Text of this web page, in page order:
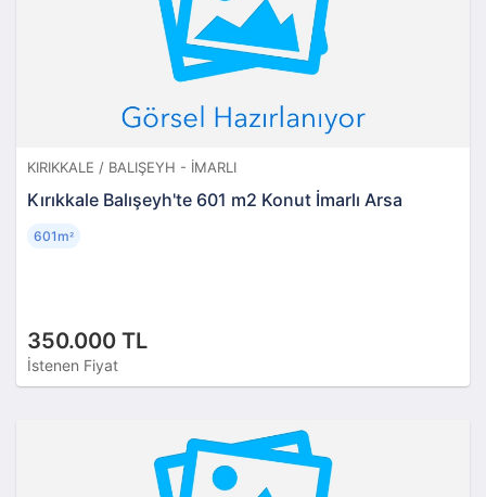
KIRIKKALE / BALIŞEYH - İMARLI
Kırıkkale Balışeyh'te 601 m2 Konut İmarlı Arsa
350.000 TL
İstenen Fiyat
601m²